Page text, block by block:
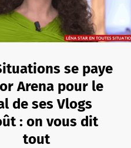
se paye
Arena pour le
de ses Vlogs
: on vous dit
tout